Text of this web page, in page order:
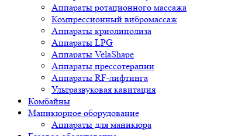
Аппараты ротационного массажа
Компрессионный вибромассаж
Аппараты криолиполиза
Аппараты LPG
Аппараты VelaShape
Аппараты прессотерапии
Аппараты RF-лифтинга
Ультразвуковая кавитация
Комбайны
Маникюрное оборудование
Аппараты для маникюра